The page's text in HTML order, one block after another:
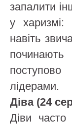
запалити
у харизмі:
навіть
лідерами.
Діва (24
Діви часто